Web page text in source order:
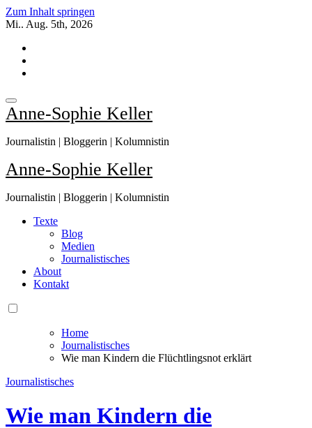
Zum Inhalt springen
Mi.. Aug. 5th, 2026
Anne-Sophie Keller
Journalistin | Bloggerin | Kolumnistin
Anne-Sophie Keller
Journalistin | Bloggerin | Kolumnistin
Texte
Blog
Medien
Journalistisches
About
Kontakt
Home
Journalistisches
Wie man Kindern die Flüchtlingsnot erklärt
Journalistisches
Wie man Kindern die